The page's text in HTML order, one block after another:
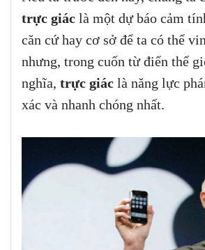
trực giác là một dự báo cảm
căn cứ hay cơ sở để ta có thể
nhưng, trong cuốn từ điển thế
nghĩa, trực giác là năng lực
xác và nhanh chóng nhất.